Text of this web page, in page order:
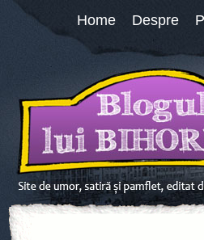
Home Despre